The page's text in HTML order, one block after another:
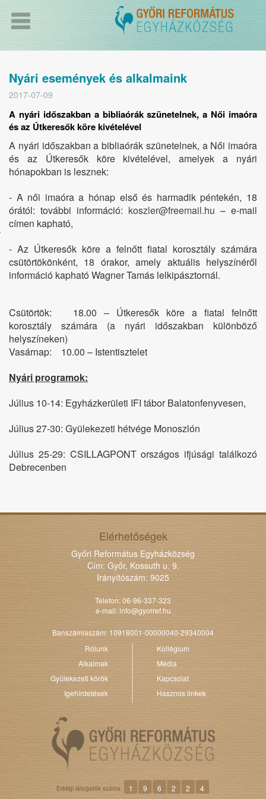
Nyári események és alkalmaink
2017-07-09
A nyári időszakban a bibliaórák szünetelnek, a Női imaóra
és az Útkeresők köre kivételével
A nyári időszakban a bibliaórák szünetelnek, a Női imaóra
és az Útkeresők köre kivételével, amelyek a nyári
hónapokban is lesznek:
- A női imaóra a hónap első és harmadik péntekén, 18
órától: további információ: koszler@freemail.hu – e-mail
címen kapható,
- Az Útkeresők köre a felnőtt fiatal korosztály számára
csütörtökönként, 18 órakor, amely aktuális helyszínéről
információ kapható Wagner Tamás lelkipásztornál.
Csütörtök: 18.00 – Útkeresők köre a fiatal felnőtt
korosztály számára (a nyári időszakban különböző
helyszíneken)
Vasárnap: 10.00 – Istentisztelet
Nyári programok:
Július 10-14: Egyházkerületi IFI tábor Balatonfenyvesen,
Július 27-30: Gyülekezeti hétvége Monoszlón
Július 25-29: CSILLAGPONT országos ifjúsági találkozó
Debrecenben
18.00
Útkeresők
fiatal
felnőtt
korosztály
számára
nyári
különböző
Vasárnap:
10.00
Elérhetőségek
Győri Református Egyházközség
Cím: Győr, Kossuth u. 9.
Irányítószám: 9025
Telefon: 06-96-337-323
e-mail:info@gyorref.hu
Banszámlaszám: 10918001-00000040-29340004
Rólunk
Alkalmak
Gyülekezeti körök
Igehirdetések
Kollégium
Média
Kapcsolat
Hasznos linkek
Eddigi látogatók száma: 1 9 6 2 2 4